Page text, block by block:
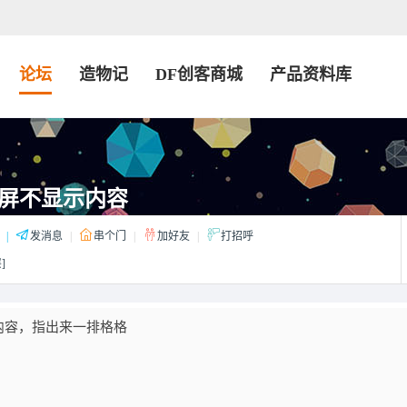
论坛 造物记 DF创客商城 产品资料库
不显示内容
发消息 串个门 加好友 打招呼
，指出来一排格格